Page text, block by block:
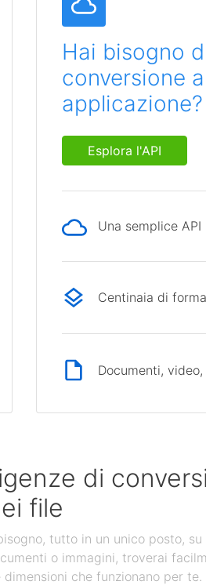
Hai bisogno
conversione
applicazione?
Esplora l'API
Una semplice
Centinaia di
Documenti,
di
file
tutto in un unico posto,
o immagini, troverai
che funzionano per te.